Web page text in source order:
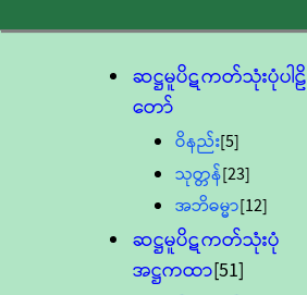
ဆဋ္ဌမူပိဋကတ်သုံးပုံပါဠိ
တော်
ဝိနည်း[5]
သုတ္တန်[23]
အဘိဓမ္မာ[12]
ဆဋ္ဌမူပိဋကတ်သုံးပုံ
အဋ္ဌကထာ[51]